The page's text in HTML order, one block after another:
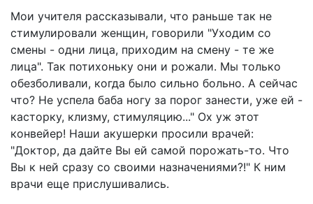
Мои учителя рассказывали, что раньше так не
стимулировали женщин, говорили "Уходим со
смены - одни лица, приходим на смену - те же
лица". Так потихоньку они и рожали. Мы только
обезболивали, когда было сильно больно. А сейчас
что? Не успела баба ногу за порог занести, уже ей -
касторку, клизму, стимуляцию..." Ох уж этот
конвейер! Наши акушерки просили врачей:
"Доктор, да дайте Вы ей самой порожать-то. Что
Вы к ней сразу со своими назначениями?!" К ним
врачи еще прислушивались.